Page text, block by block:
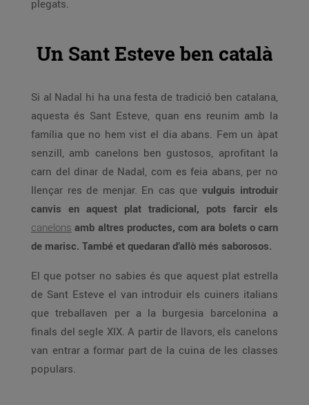
plegats.
Un Sant Esteve ben català
Si al Nadal hi ha una festa de tradició ben catalana,
aquesta és Sant Esteve, quan ens reunim amb la
família que no hem vist el dia abans. Fem un àpat
senzill, amb canelons ben gustosos, aprofitant la
carn del dinar de Nadal, com es feia abans, per no
llençar res de menjar. En cas que vulguis introduir
canvis en aquest plat tradicional, pots farcir els
canelons amb altres productes, com ara bolets o carn
de marisc. També et quedaran d’allò més saborosos.
El que potser no sabies és que aquest plat estrella
de Sant Esteve el van introduir els cuiners italians
que treballaven per a la burgesia barcelonina a
finals del segle XIX. A partir de llavors, els canelons
van entrar a formar part de la cuina de les classes
populars.